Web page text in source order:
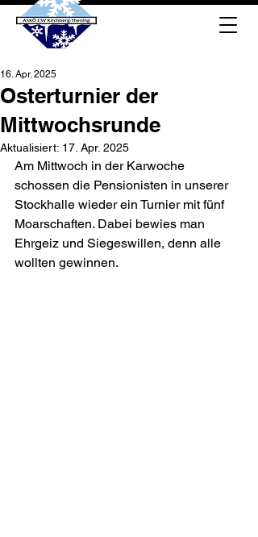
Osterturnier der
Mittwochsrunde
16. Apr. 2025
Aktualisiert: 17. Apr. 2025
Am Mittwoch in der Karwoche
schossen die Pensionisten in unserer
Stockhalle wieder ein Turnier mit fünf
Moarschaften. Dabei bewies man
Ehrgeiz und Siegeswillen, denn alle
wollten gewinnen.